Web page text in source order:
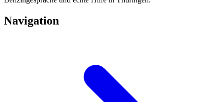
Navigation